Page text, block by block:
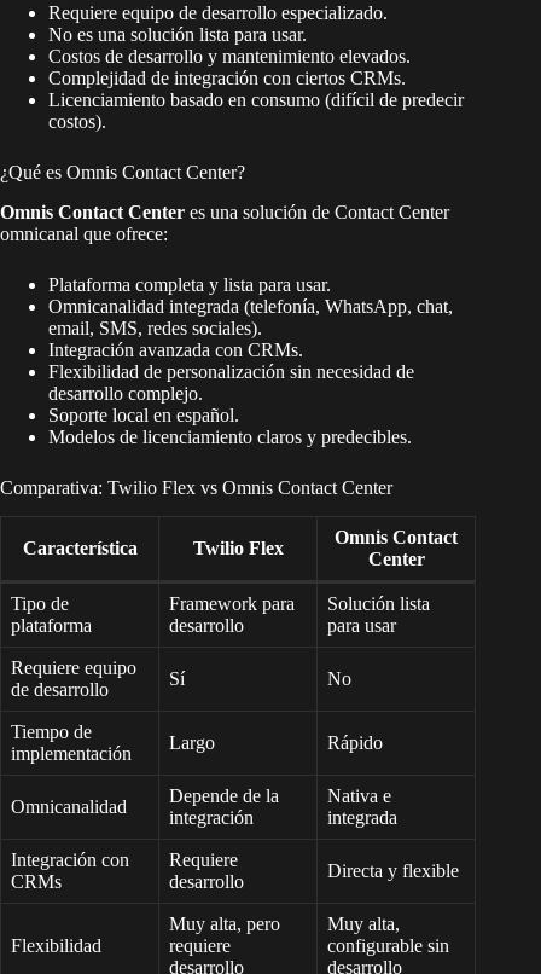
Requiere equipo de desarrollo especializado.
No es una solución lista para usar.
Costos de desarrollo y mantenimiento elevados.
Complejidad de integración con ciertos CRMs.
Licenciamiento basado en consumo (difícil de predecir
costos).
¿Qué es Omnis Contact Center?
Omnis Contact Center es una solución de Contact Center
omnicanal que ofrece:
Plataforma completa y lista para usar.
Omnicanalidad integrada (telefonía, WhatsApp, chat,
email, SMS, redes sociales).
Integración avanzada con CRMs.
Flexibilidad de personalización sin necesidad de
desarrollo complejo.
Soporte local en español.
Modelos de licenciamiento claros y predecibles.
Comparativa: Twilio Flex vs Omnis Contact Center
Característica Twilio Flex
Omnis Contact
Center
Tipo de
plataforma
Framework para
desarrollo
Solución lista
para usar
Requiere equipo
de desarrollo
Sí No
Tiempo de
implementación
Largo Rápido
Omnicanalidad
Depende de la
integración
Nativa e
integrada
Integración con
CRMs
Requiere
desarrollo
Directa y flexible
Flexibilidad
Muy alta, pero
requiere
desarrollo
Muy alta,
configurable sin
desarrollo